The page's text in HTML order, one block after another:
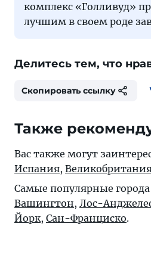
комплекс «Голливуд»
лучшим в своем роде
Делитесь тем, что
Скопировать ссылку
Также
Вас также могут
Испания,
Самые популярные
Вашингтон, Лос-
Йорк, Сан-Франциско.